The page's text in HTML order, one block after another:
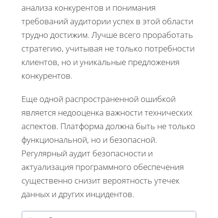
анализа конкурентов и понимания
требований аудитории успех в этой области
трудно достижим. Лучше всего проработать
стратегию, учитывая не только потребности
клиентов, но и уникальные предложения
конкурентов.
Еще одной распространенной ошибкой
является недооценка важности технических
аспектов. Платформа должна быть не только
функциональной, но и безопасной.
Регулярный аудит безопасности и
актуализация программного обеспечения
существенно снизит вероятность утечек
данных и других инцидентов.